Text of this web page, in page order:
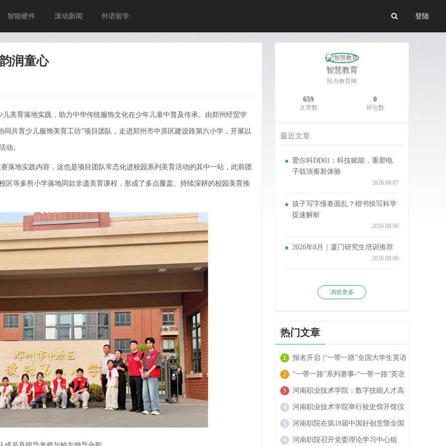
智能硬件 滚动新闻 外语留学 登陆
润童心
美育落地实践，助力中华传统服饰文化在少年儿童中普及传承。由郑州经贸学
共育少儿服饰美育工坊”项目团队，走进郑州市中原区建设路第六小学，开展以
动。
落地实践内容，这也是项目团队常态化进校园系列美育活动的其中一站，此前团
区等多所小学落地同款非遗美育课程，形成了多点覆盖、持续深耕的校园美育推
智慧教育
民办教育网
659
文章数
0
评论数
最近文章
爱尔科DD01：科技赋能，重塑电
子鼓演奏新体验
2026.08.07
孩子写字慢卷面乱？楷书快写科学
提速解析
2026.08.06
2026年8月｜厦门研究生培训推荐
2026.08.06
浏览更多
热门文章
报名开启 |“一带一路”全国大学生英语
阅读大赛火热进行中！
“一带一路”系列赛事-“一带一路”英语
翻译大赛报名开启！
河南职业技术学院：数字技能人才高
地的崛起
河南职业技术学院举行校史馆开馆仪
式
河南职院在第18届中国好创意暨全国
数字艺术设计大赛中喜获佳绩
河南职院召开党委理论学习中心组